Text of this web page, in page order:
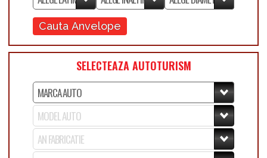
Cauta Anvelope
SELECTEAZA AUTOTURISM